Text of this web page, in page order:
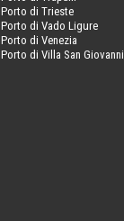
Porto di Trieste
Porto di Vado Ligure
Porto di Venezia
Porto di Villa San Giovanni